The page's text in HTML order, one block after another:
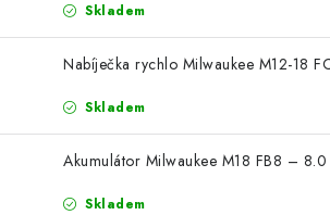
Skladem
Nabíječka rychlo Milwaukee M12-18
Skladem
Akumulátor Milwaukee M18 FB8 – 8.0
Skladem